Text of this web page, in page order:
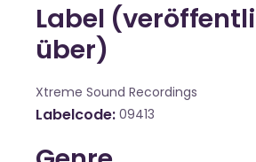
Label
über)
Xtreme Sound Recordings
Labelcode 09413